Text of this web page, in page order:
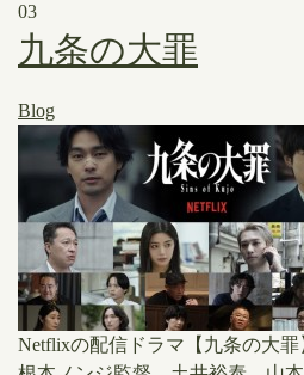
03
九条の大罪
Blog
Netflixの配信ドラマ【九条の大